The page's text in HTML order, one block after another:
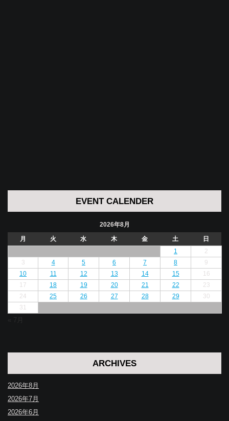
EVENT CALENDER
2026年8月
月
火 水 木 金 土
日
1
2
3
4 5 6 7 8
9
10
11 12 13 14 15
16
17
18 19 20 21 22
23
24
25 26 27 28 29
30
31
« 7月
ARCHIVES
2026年8月
2026年7月
2026年6月